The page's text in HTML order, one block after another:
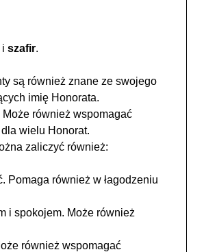
i szafir.
są również znane ze swojego
imię Honorata.
również wspomagać
wielu Honorat.
zaliczyć również:
Pomaga również w łagodzeniu
i spokojem. Może również
również wspomagać